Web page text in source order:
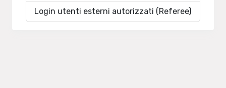
Login utenti esterni autorizzati (Referee)